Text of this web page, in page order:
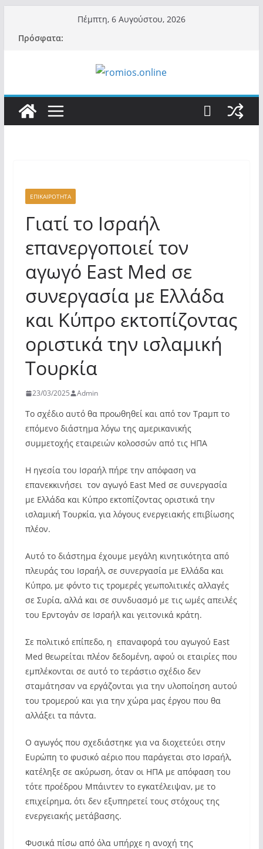
περιεχόμενο
Πέμπτη, 6 Αυγούστου, 2026
Πρόσφατα:
ΕΠΙΚΑΙΡΟΤΗΤΑ
Γιατί το Ισραήλ
επανεργοποιεί τον
αγωγό East Med σε
συνεργασία με Ελλάδα
και Κύπρο εκτοπίζοντας
οριστικά την ισλαμική
Τουρκία
23/03/2025 Admin
Το σχέδιο αυτό θα προωθηθεί και από τον Τραμπ το
επόμενο διάστημα λόγω της αμερικανικής
συμμετοχής εταιρειών κολοσσών από τις ΗΠΑ
Η ηγεσία του Ισραήλ πήρε την απόφαση να
επανεκκινήσει τον αγωγό East Med σε συνεργασία
με Ελλάδα και Κύπρο εκτοπίζοντας οριστικά την
ισλαμική Τουρκία, για λόγους ενεργειακής επιβίωσης
πλέον.
Αυτό το διάστημα έχουμε μεγάλη κινητικότητα από
πλευράς του Ισραήλ, σε συνεργασία με Ελλάδα και
Κύπρο, με φόντο τις τρομερές γεωπολιτικές αλλαγές
σε Συρία, αλλά και σε συνδυασμό με τις ωμές απειλές
του Ερντογάν σε Ισραήλ και γειτονικά κράτη.
Σε πολιτικό επίπεδο, η επαναφορά του αγωγού East
Med θεωρείται πλέον δεδομένη, αφού οι εταιρίες που
εμπλέκονται σε αυτό το τεράστιο σχέδιο δεν
σταμάτησαν να εργάζονται για την υλοποίηση αυτού
του τρομερού και για την χώρα μας έργου που θα
αλλάξει τα πάντα.
Ο αγωγός που σχεδιάστηκε για να διοχετεύει στην
Ευρώπη το φυσικό αέριο που παράγεται στο Ισραήλ,
κατέληξε σε ακύρωση, όταν οι ΗΠΑ με απόφαση του
τότε προέδρου Μπάιντεν το εγκατέλειψαν, με το
επιχείρημα, ότι δεν εξυπηρετεί τους στόχους της
ενεργειακής μετάβασης.
Φυσικά πίσω από όλα υπήρχε η ανοχή της